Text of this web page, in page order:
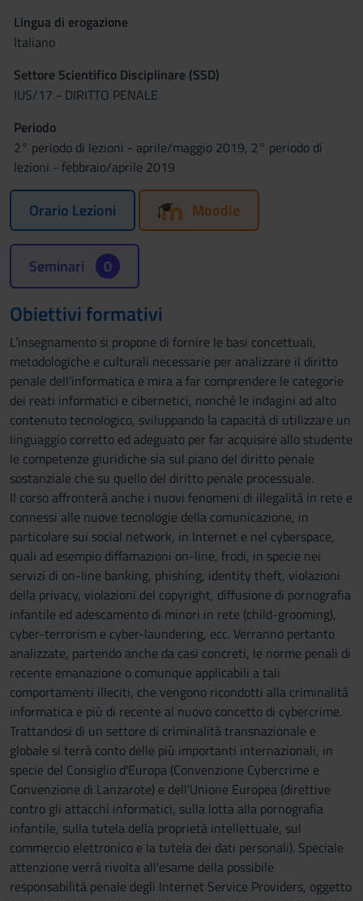
Lingua di erogazione
Italiano
Settore Scientifico Disciplinare (SSD)
IUS/17 - DIRITTO PENALE
Periodo
2° periodo di lezioni - aprile/maggio 2019, 2° periodo di
lezioni - febbraio/aprile 2019
Orario Lezioni Moodle
Seminari 0
Obiettivi formativi
L’insegnamento si propone di fornire le basi concettuali,
metodologiche e culturali necessarie per analizzare il diritto
penale dell’informatica e mira a far comprendere le categorie
dei reati informatici e cibernetici, nonché le indagini ad alto
contenuto tecnologico, sviluppando la capacità di utilizzare un
linguaggio corretto ed adeguato per far acquisire allo studente
le competenze giuridiche sia sul piano del diritto penale
sostanziale che su quello del diritto penale processuale.
Il corso affronterà anche i nuovi fenomeni di illegalità in rete e
connessi alle nuove tecnologie della comunicazione, in
particolare sui social network, in Internet e nel cyberspace,
quali ad esempio diffamazioni on-line, frodi, in specie nei
servizi di on-line banking, phishing, identity theft, violazioni
della privacy, violazioni del copyright, diffusione di pornografia
infantile ed adescamento di minori in rete (child-grooming),
cyber-terrorism e cyber-laundering, ecc. Verranno pertanto
analizzate, partendo anche da casi concreti, le norme penali di
recente emanazione o comunque applicabili a tali
comportamenti illeciti, che vengono ricondotti alla criminalità
informatica e più di recente al nuovo concetto di cybercrime.
Trattandosi di un settore di criminalità transnazionale e
globale si terrà conto delle più importanti internazionali, in
specie del Consiglio d'Europa (Convenzione Cybercrime e
Convenzione di Lanzarote) e dell'Unione Europea (direttive
contro gli attacchi informatici, sulla lotta alla pornografia
infantile, sulla tutela della proprietà intellettuale, sul
commercio elettronico e la tutela dei dati personali). Speciale
attenzione verrà rivolta all'esame della possibile
responsabilità penale degli Internet Service Providers, oggetto